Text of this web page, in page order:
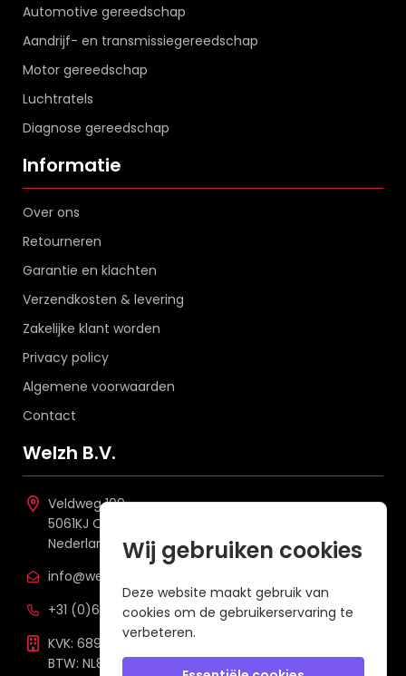
Automotive gereedschap
Aandrijf- en transmissiegereedschap
Motor gereedschap
Luchtratels
Diagnose gereedschap
Informatie
Over ons
Retourneren
Garantie en klachten
Verzendkosten & levering
Zakelijke klant worden
Privacy policy
Algemene voorwaarden
Contact
Welzh B.V.
Veldweg 109
5061KJ Oisterwijk
Nederland
info@welzh.nl
+31 (0)6 26 51 83 20
KVK: 68977387
BTW: NL857672988B01
Wij gebruiken cookies
Deze website maakt gebruik van
cookies om de gebruikerservaring te
verbeteren.